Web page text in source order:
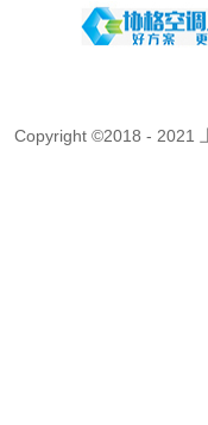
Copyright ©2018 - 2021